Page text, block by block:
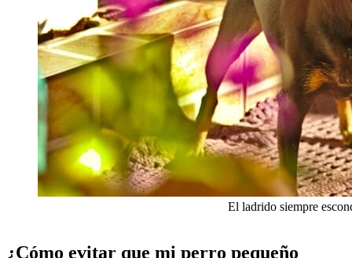
El ladrido siempre
¿Cómo evitar que mi perro pequeño